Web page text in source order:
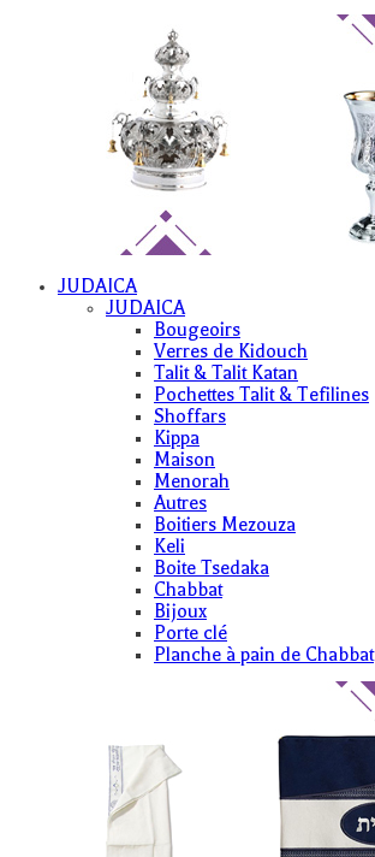
JUDAICA
JUDAICA
Bougeoirs
Verres de Kidouch
Talit & Talit Katan
Pochettes Talit & Tefilines
Shoffars
Kippa
Maison
Menorah
Autres
Boitiers Mezouza
Keli
Boite Tsedaka
Chabbat
Bijoux
Porte clé
Planche à pain de Chabbat